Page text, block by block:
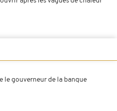
le gouverneur de la banque